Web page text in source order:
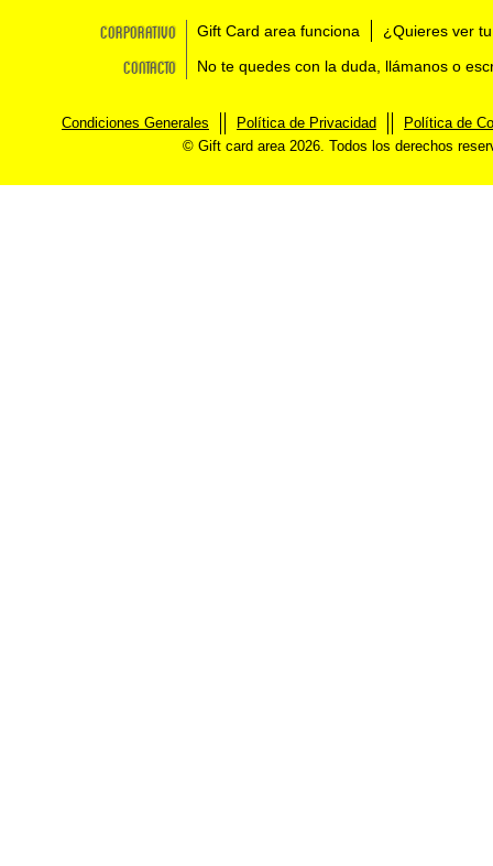
Corporativo Gift Card area funciona ¿Quieres ver
Contacto No te quedes con la duda, llámanos o
Condiciones Generales Política de Privacidad
Política de
© Gift card area 2026. Todos los derechos